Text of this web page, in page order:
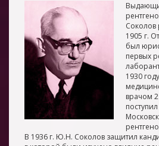
Соколов
1905 г.
был
первых
1930
врачом 2
В 1936 г. Ю.Н. Соколов защитил